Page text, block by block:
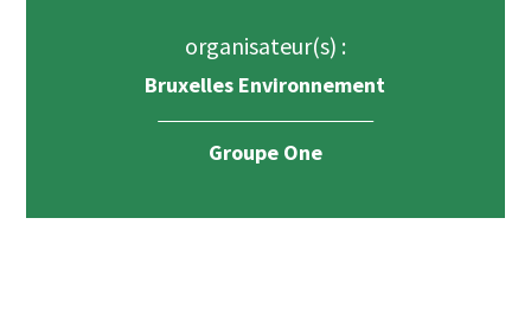
organisateur(s) :
Bruxelles Environnement
Groupe One